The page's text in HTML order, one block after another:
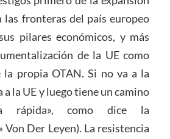
las fronteras del país europeo
pilares económicos, y más
de la UE como
la propia OTAN. Si no va a la
la UE y luego tiene un camino
rápida», como dice la
Von Der Leyen). La resistencia